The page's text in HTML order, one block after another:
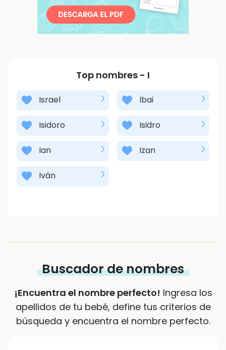
Top nombres - I
Israel Ibai
Isidoro Isidro
Ian Izan
Iván
Buscador de nombres
¡Encuentra el nombre perfecto! Ingresa los
apellidos de tu bebé, define tus criterios de
búsqueda y encuentra el nombre perfecto.